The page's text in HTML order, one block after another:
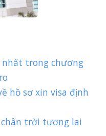
trong chương
hồ sơ xin visa định
chân trời tương lai